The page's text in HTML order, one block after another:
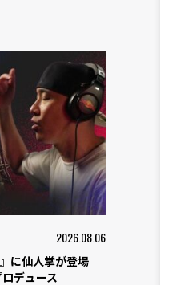
2026.08.06
に仙人掌が登場
デュース